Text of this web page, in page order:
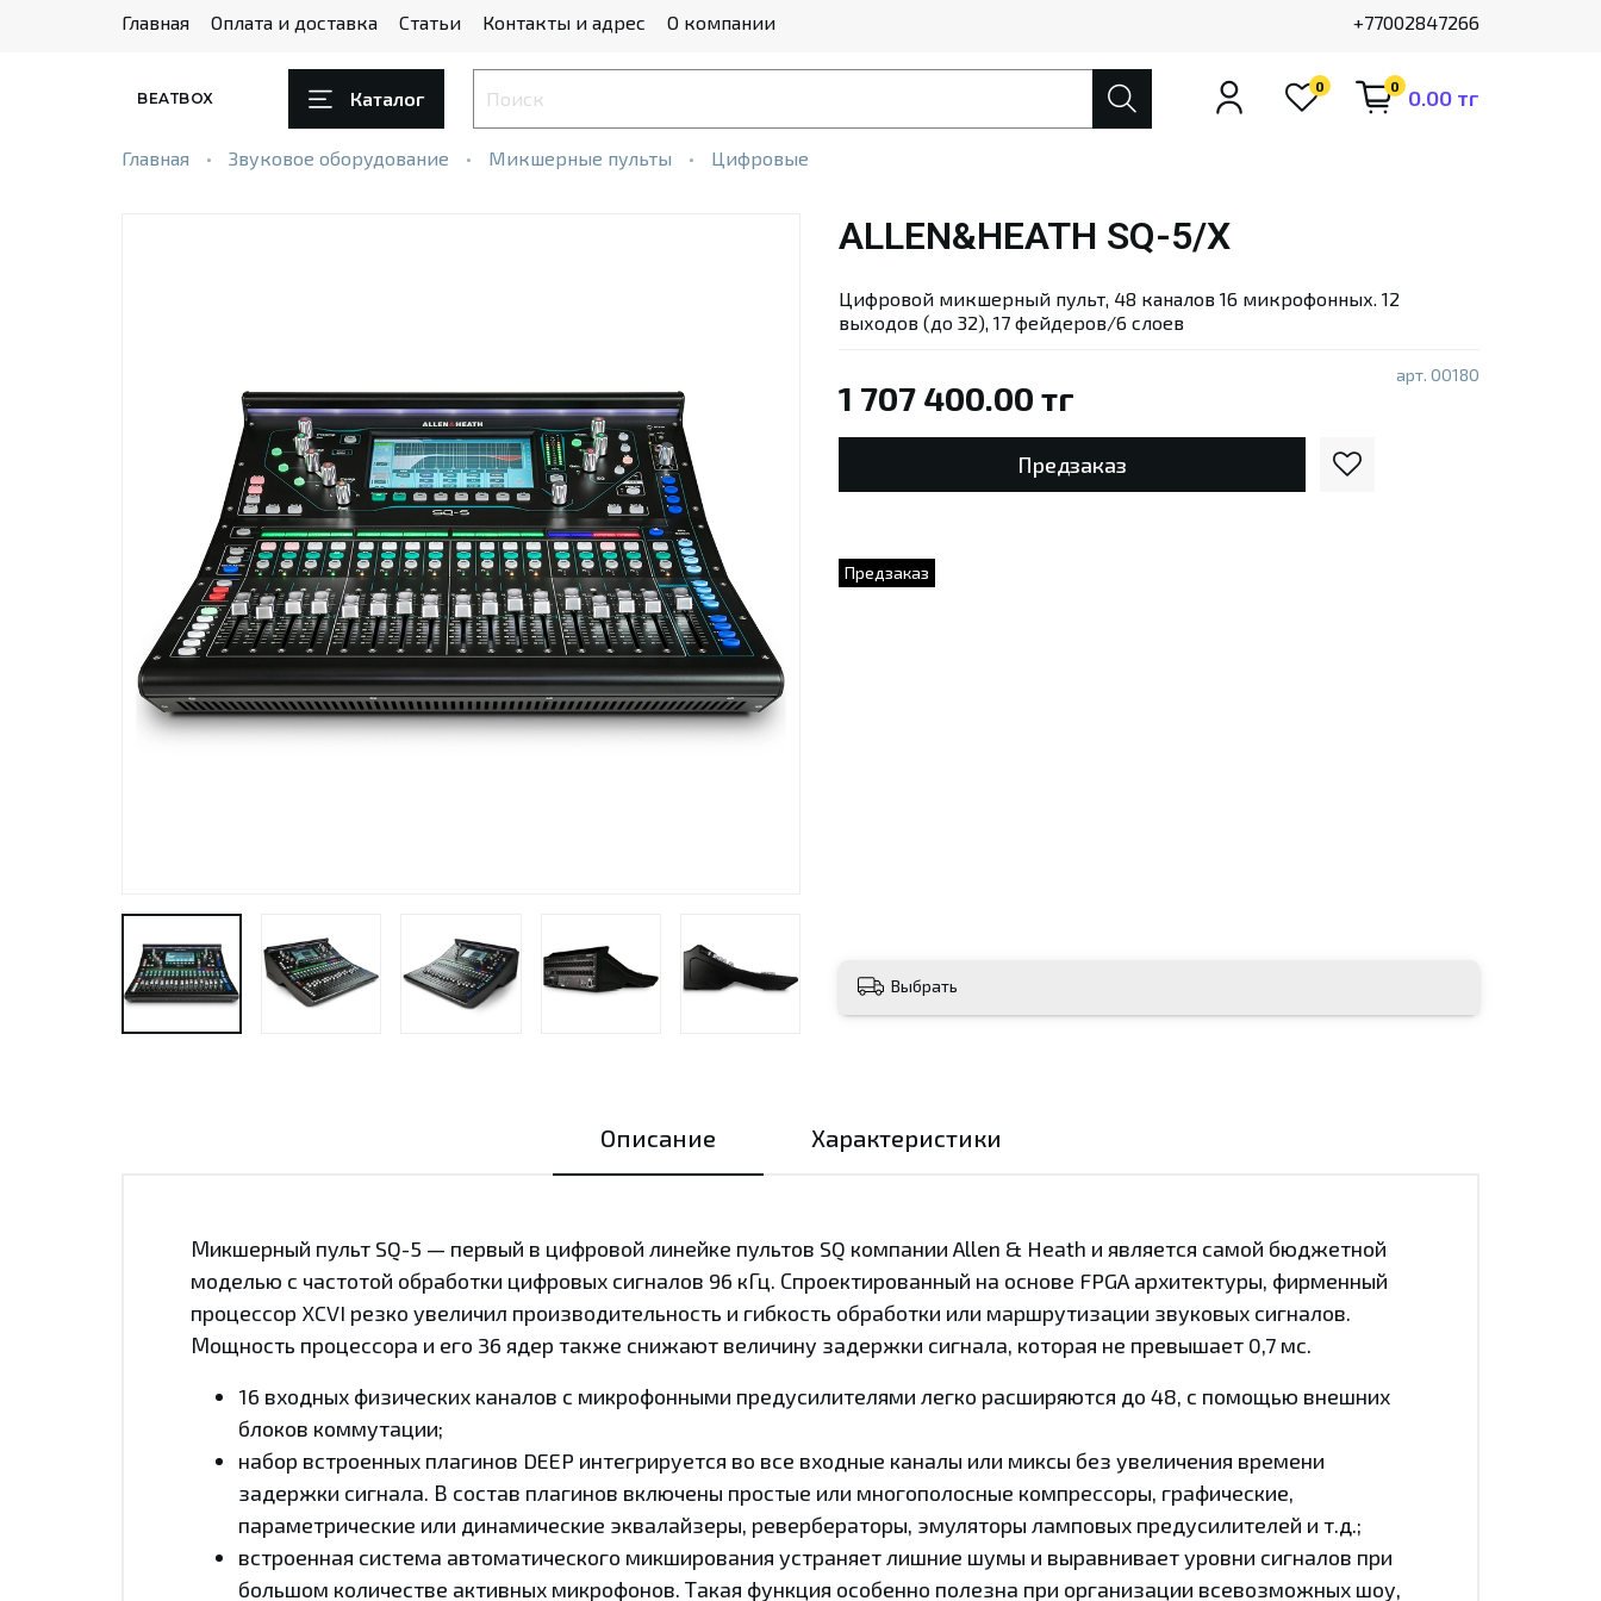
Главная Оплата и доставка Статьи Контакты и адрес О компании +77002847266
BEATBOX Каталог
0 0 0.00 тг
Главная Звуковое оборудование Микшерные пульты Цифровые
арт. 00180
Предзаказ
ALLEN&HEATH SQ-5/X
1 707 400.00 тг
Предзаказ
Цифровой микшерный пульт, 48 каналов 16 микрофонных. 12
выходов (до 32), 17 фейдеров/6 слоев
Выбрать
Описание Характеристики
Микшерный пульт SQ-5 — первый в цифровой линейке пультов SQ компании Allen & Heath и является самой бюджетной
моделью с частотой обработки цифровых сигналов 96 кГц. Спроектированный на основе FPGA архитектуры, фирменный
процессор XCVI резко увеличил производительность и гибкость обработки или маршрутизации звуковых сигналов.
Мощность процессора и его 36 ядер также снижают величину задержки сигнала, которая не превышает 0,7 мс.
16 входных физических каналов с микрофонными предусилителями легко расширяются до 48, с помощью внешних
блоков коммутации;
набор встроенных плагинов DEEP интегрируется во все входные каналы или миксы без увеличения времени
задержки сигнала. В состав плагинов включены простые или многополосные компрессоры, графические,
параметрические или динамические эквалайзеры, ревербераторы, эмуляторы ламповых предусилителей и т.д.;
встроенная система автоматического микширования устраняет лишние шумы и выравнивает уровни сигналов при
большом количестве активных микрофонов. Такая функция особенно полезна при организации всевозможных шоу,